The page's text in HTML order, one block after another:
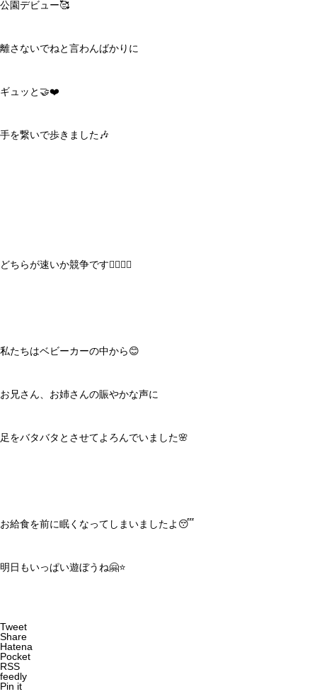
公園デビュー🥰
離さないでねと言わんばかりに
ギュッと🤝❤️
手を繋いで歩きました🎶
どちらが速いか競争です🏃‍♂️🏃‍♀️
私たちはベビーカーの中から😊
お兄さん、お姉さんの賑やかな声に
足をバタバタとさせてよろんでいました🌸
お給食を前に眠くなってしまいましたよ😴
明日もいっぱい遊ぼうね🤗⭐️
Tweet
Share
Hatena
Pocket
RSS
feedly
Pin it